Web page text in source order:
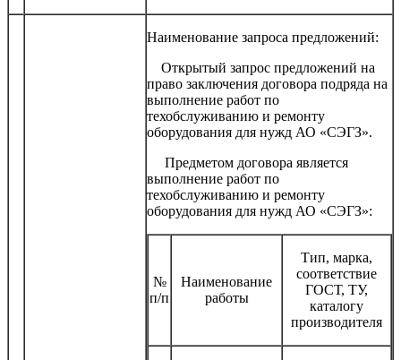
Наименование запроса предложений:
Открытый запрос предложений на
право заключения договора подряда на
выполнение работ по
техобслуживанию и ремонту
оборудования для нужд АО «СЭГЗ».
Предметом договора является
выполнение работ по
техобслуживанию и ремонту
оборудования для нужд АО «СЭГЗ»:
№
п/п
Наименование
работы
Тип, марка,
соответствие
ГОСТ, ТУ,
каталогу
производителя